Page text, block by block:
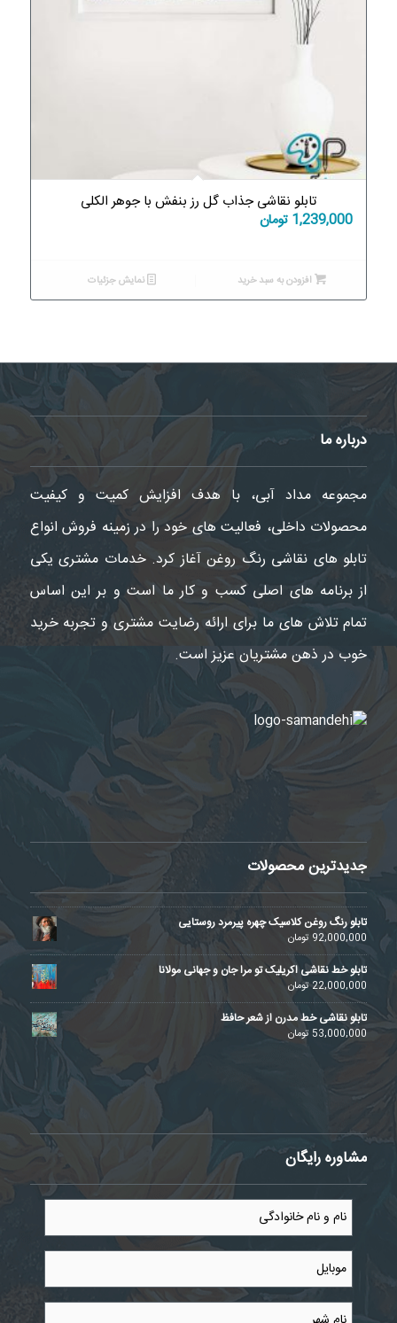
تابلو نقاشی جذاب گل رز بنفش با جوهر الکلی
1,239,000 تومان
افزودن به سبد خرید نمایش جزئیات
درباره ما
مجموعه مداد آبی، با هدف افزایش کمیت و کیفیت
محصولات داخلی، فعالیت های خود را در زمینه فروش انواع
تابلو های نقاشی رنگ روغن آغاز کرد. خدمات مشتری یکی
از برنامه های اصلی کسب و کار ما است و بر این اساس
تمام تلاش های ما برای ارائه رضایت مشتری و تجربه خرید
خوب در ذهن مشتریان عزیز است.
جدیدترین محصولات
تابلو رنگ روغن کلاسیک چهره پیرمرد روستایی
92,000,000 تومان
تابلو خط نقاشی اکریلیک تو مرا جان و جهانی مولانا
22,000,000تومان
تابلو نقاشی خط مدرن از شعر حافظ
53,000,000 تومان
مشاوره رایگان
نام
نام
خانوادگی
موبایل
نام